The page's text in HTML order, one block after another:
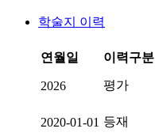
학술지 이력
연월일
이력구분
2026 평가
2020-01-01 등재